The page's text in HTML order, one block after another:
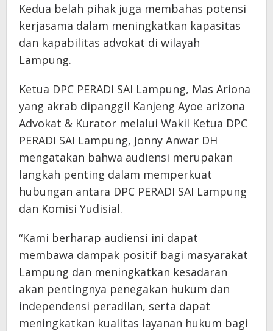
Kedua belah pihak juga membahas potensi
kerjasama dalam meningkatkan kapasitas
dan kapabilitas advokat di wilayah
Lampung.
Ketua DPC PERADI SAI Lampung, Mas Ariona
yang akrab dipanggil Kanjeng Ayoe arizona
Advokat & Kurator melalui Wakil Ketua DPC
PERADI SAI Lampung, Jonny Anwar DH
mengatakan bahwa audiensi merupakan
langkah penting dalam memperkuat
hubungan antara DPC PERADI SAI Lampung
dan Komisi Yudisial.
“Kami berharap audiensi ini dapat
membawa dampak positif bagi masyarakat
Lampung dan meningkatkan kesadaran
akan pentingnya penegakan hukum dan
independensi peradilan, serta dapat
meningkatkan kualitas layanan hukum bagi